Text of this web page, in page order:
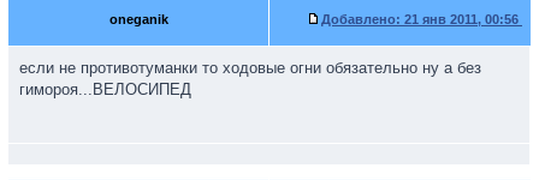
oneganik Добавлено: 21 янв 2011, 00:56
если не противотуманки то ходовые огни обязательно ну а без
гимороя...ВЕЛОСИПЕД